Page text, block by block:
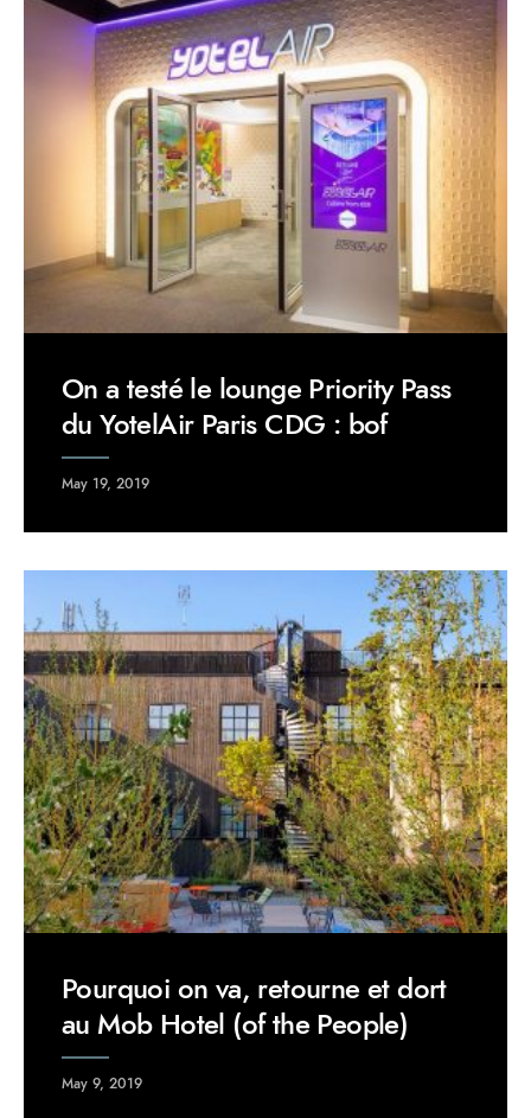
On a testé le lounge Priority Pass
du YotelAir Paris CDG : bof
May 19, 2019
Pourquoi on va, retourne et dort
au Mob Hotel (of the People)
May 9, 2019